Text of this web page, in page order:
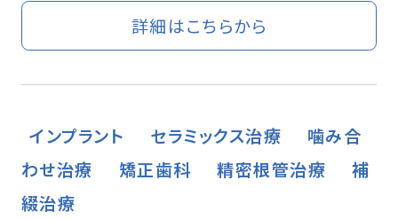
詳細はこちらから
インプラント セラミックス治療
噛み合
わせ治療
矯正歯科 精密根管治療
補
綴治療